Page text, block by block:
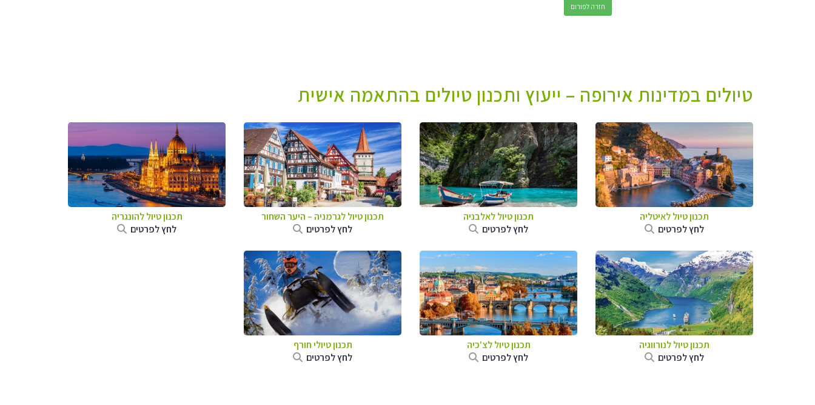
חזרה לפורום
טיולים במדינות אירופה – ייעוץ ותכנון טיולים בהתאמה אישית
תכנון טיול לאיטליה
לחץ לפרטים
תכנון טיול לאלבניה
לחץ לפרטים
תכנון טיול לגרמניה – היער השחור
לחץ לפרטים
תכנון טיול להונגריה
לחץ לפרטים
תכנון טיול לנורווגיה
לחץ לפרטים
תכנון טיול לצ'כיה
לחץ לפרטים
תכנון טיולי חורף
לחץ לפרטים